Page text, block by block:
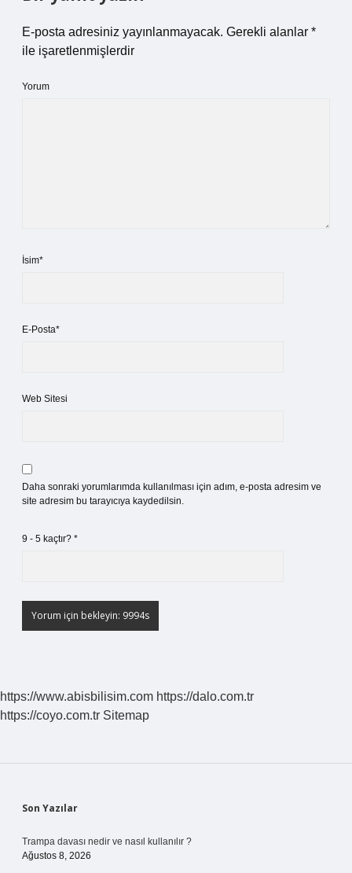
E-posta adresiniz yayınlanmayacak. Gerekli alanlar *
ile işaretlenmişlerdir
Yorum
İsim*
E-Posta*
Web Sitesi
Daha sonraki yorumlarımda kullanılması için adım, e-posta adresim ve
site adresim bu tarayıcıya kaydedilsin.
9 - 5 kaçtır? *
https://www.abisbilisim.com https://dalo.com.tr
https://coyo.com.tr Sitemap
Sidebar
Son Yazılar
Trampa davası nedir ve nasıl kullanılır ?
Ağustos 8, 2026